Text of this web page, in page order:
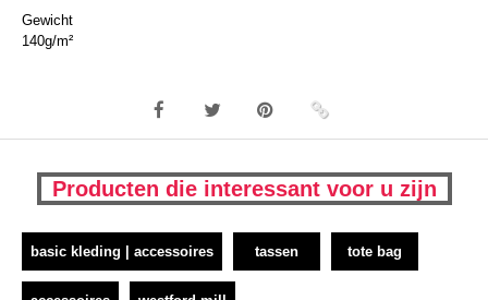
Gewicht
140g/m²
Producten die interessant voor u zijn
basic kleding | accessoires tassen tote bag